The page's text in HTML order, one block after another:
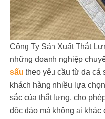
Công Ty Sản Xuất Thắt
những doanh nghiệp
sấu theo yêu cầu từ da cá
khách hàng nhiều lựa
sắc của thắt lưng, cho
độc đáo mà không ai